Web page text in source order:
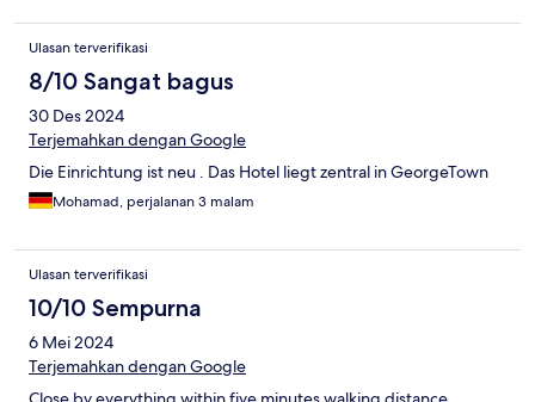
else.
Ulasan terverifikasi
8/10 Sangat bagus
30 Des 2024
Terjemahkan dengan Google
Die Einrichtung ist neu . Das Hotel liegt zentral in GeorgeTown
Mohamad, perjalanan 3 malam
Ulasan terverifikasi
10/10 Sempurna
6 Mei 2024
Terjemahkan dengan Google